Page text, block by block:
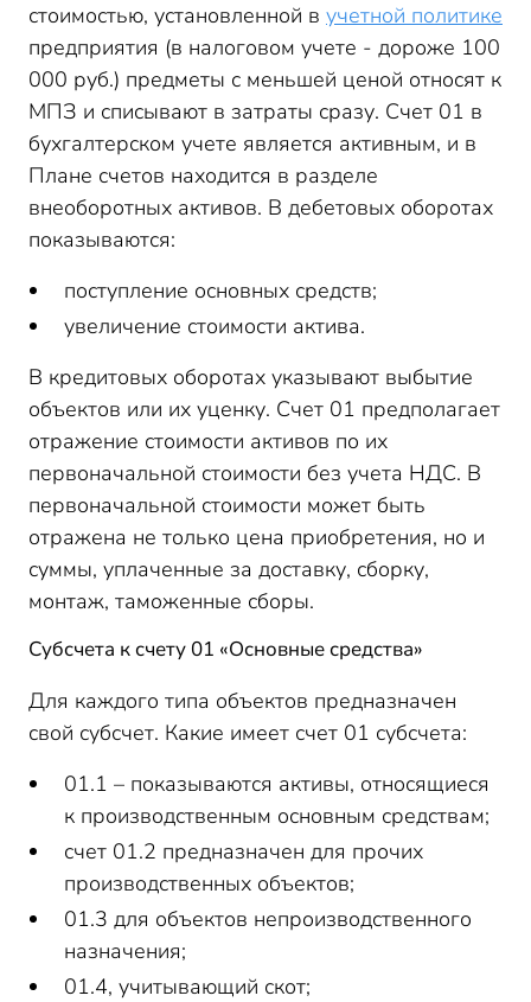
стоимостью, установленной в учетной политике
предприятия (в налоговом учете - дороже 100
000 руб.) предметы с меньшей ценой относят к
МПЗ и списывают в затраты сразу. Счет 01 в
бухгалтерском учете является активным, и в
Плане счетов находится в разделе
внеоборотных активов. В дебетовых оборотах
показываются:
поступление основных средств;
увеличение стоимости актива.
В кредитовых оборотах указывают выбытие
объектов или их уценку. Счет 01 предполагает
отражение стоимости активов по их
первоначальной стоимости без учета НДС. В
первоначальной стоимости может быть
отражена не только цена приобретения, но и
суммы, уплаченные за доставку, сборку,
монтаж, таможенные сборы.
Субсчета к счету 01 «Основные средства»
Для каждого типа объектов предназначен
свой субсчет. Какие имеет счет 01 субсчета:
01.1 – показываются активы, относящиеся
к производственным основным средствам;
счет 01.2 предназначен для прочих
производственных объектов;
01.3 для объектов непроизводственного
назначения;
01.4, учитывающий скот;